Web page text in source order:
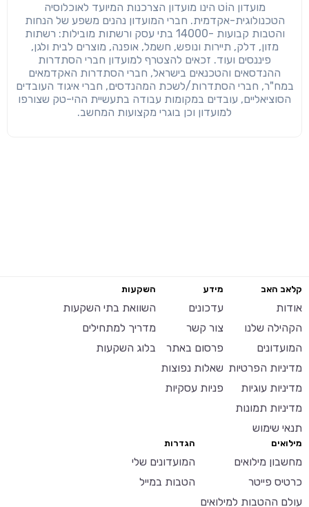
מועדון הוֹט הינו מועדון הצרכנות המיועד לאוכלוסיה
הטכנולוגית-אקדמית. חברי המועדון נהנים משפע של הנחות
והטבות קבועות -14000 בתי עסק ורשתות מובילות: רשתות
מזון, דלק, תיירות ונופש, חשמל, אופנה, מוצרים לבית ולגן,
פיננסים ועוד. זכאים להצטרף למועדון חברי הסתדרות
ההנדסאים והטכנאים בישראל, חברי הסתדרות האקדמאים
במח"ר, חברי הסתדרות/לשכת המהנדסים, חברי איגוד העובדים
הסוציאליים, עובדים במקומות עבודה בתעשיית ההי-טק שצורפו
למועדון וכן בוגרי מקצועות המחשב.
קלאב האב
אודות
הקהילה שלנו
המועדונים
מדיניות הפרטיות
מדיניות עוגיות
מדיניות תמונות
תנאי שימוש
מידע
עדכונים
צור קשר
פרסום באתר
שאלות נפוצות
פניות עסקיות
השקעות
השוואת בתי השקעות
מדריך למתחילים
בלוג השקעות
מילואים
מחשבון מילואים
כרטיס פייטר
עולם ההטבות למילואים
הגדרות
המועדונים שלי
הטבות במייל